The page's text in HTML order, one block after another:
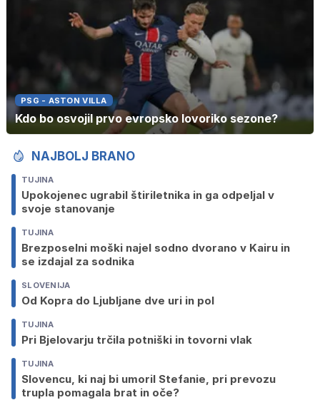
PSG - ASTON VILLA
Kdo bo osvojil prvo evropsko lovoriko sezone?
NAJBOLJ BRANO
TUJINA
Upokojenec ugrabil štiriletnika in ga odpeljal v
svoje stanovanje
TUJINA
Brezposelni moški najel sodno dvorano v Kairu in
se izdajal za sodnika
SLOVENIJA
Od Kopra do Ljubljane dve uri in pol
TUJINA
Pri Bjelovarju trčila potniški in tovorni vlak
TUJINA
Slovencu, ki naj bi umoril Stefanie, pri prevozu
trupla pomagala brat in oče?